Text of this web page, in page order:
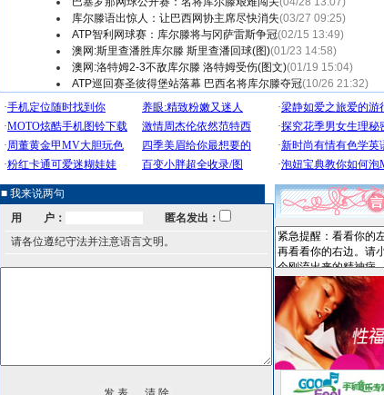
库尔滕语出惊人：让巴西网协主席尽快消失(03/27 09:25)
ATP智利网球赛：库尔滕将与冈萨雷斯争冠(02/15 13:49)
澳网:斯里查潘胜库尔滕 斯里查潘回球(图)(01/23 14:58)
澳网:洛特姆2-3不敌库尔滕 洛特姆受伤(图文)(01/19 15:04)
ATP巡回赛圣彼得堡站落幕 巴西名将库尔滕夺冠(10/26 21:32)
■ 我来说两句
用 户：
匿名发出：
请各位遵纪守法并注意语言文明。